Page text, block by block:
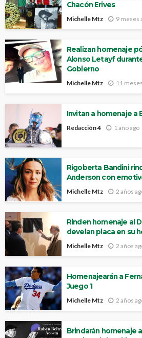
Chacón Erives
Michelle Mtz 9 meses
Realizan homenaje
Alonso Letayf
Gobierno
Michelle Mtz 11
Invitan a homenaje a
Redacción 4 1 año ago
Rigoberta Bandini
Anderson con
Michelle Mtz 2 años
Rinden homenaje al
develan placa en su
Michelle Mtz 2 años
Homenajearán a
Juego 1
Michelle Mtz 2 años
Brindarán homenaje